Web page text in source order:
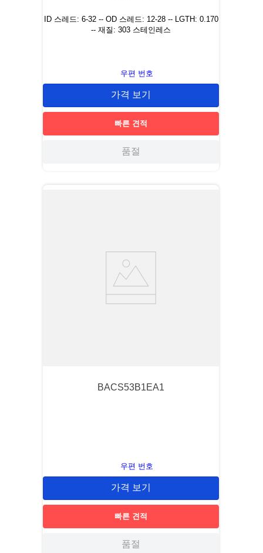
ID 스레드: 6-32 -- OD 스레드: 12-28 -- LGTH: 0.170
-- 재질: 303 스테인레스
우편 번호
가격 보기
빠른 견적
품절
BACS53B1EA1
우편 번호
가격 보기
빠른 견적
품절